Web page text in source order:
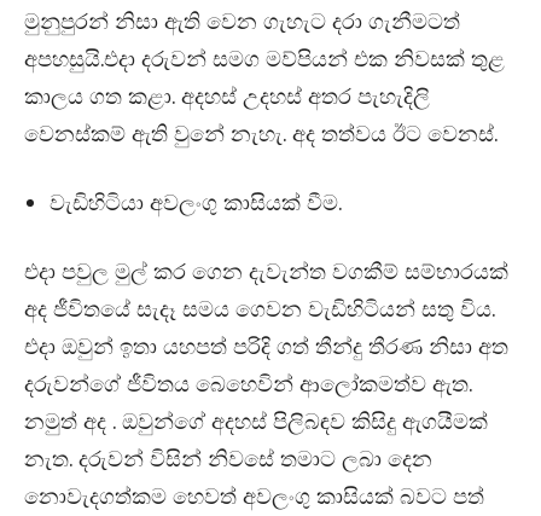
මුනුපුරන් නිසා ඇති වෙන ගැහැට දරා ගැනීමටත්
අපහසුයි.එදා දරුවන් සමග මව්පියන් එක නිවසක් තුළ
කාලය ගත කළා. අදහස් උදහස් අතර පැහැදිලි
වෙනස්කම් ඇති වුනේ නැහැ. අද තත්වය ඊට වෙනස්.
වැඩිහිටියා අවලංගු කාසියක් වීම.
එදා පවුල මුල් කර ගෙන දැවැන්ත වගකීම් සම්භාරයක්
අද ජීවිතයේ සැදෑ සමය ගෙවන වැඩිහිටියන් සතු විය.
එදා ඔවුන් ඉතා යහපත් පරිදි ගත් තීන්දු තීරණ නිසා අත
දරුවන්ගේ ජීවිතය බෙහෙවින් ආලෝකමත්ව ඇත.
නමුත් අද . ඔවුන්ගේ අදහස් පිලිබඳව කිසිදු ඇගයීමක්
නැත. දරුවන් විසින් නිවසේ තමාට ලබා දෙන
නොවැදගත්කම හෙවත් අවලංගු කාසියක් බවට පත්